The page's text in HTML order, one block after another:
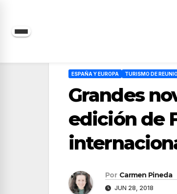
Saltar
ESPAÑA Y EUROPA TURISMO DE
Grandes
edición de
Por Carmen Pineda
JUN 28, 2018